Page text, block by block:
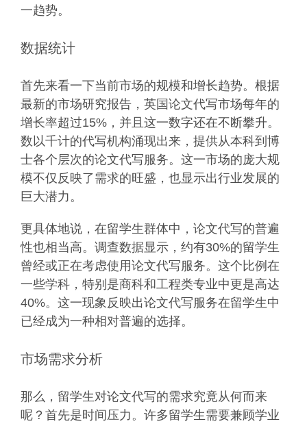
一趋势。
数据统计
首先来看一下当前市场的规模和增长趋势。根据
最新的市场研究报告，英国论文代写市场每年的
增长率超过15%，并且这一数字还在不断攀升。
数以千计的代写机构涌现出来，提供从本科到博
士各个层次的论文代写服务。这一市场的庞大规
模不仅反映了需求的旺盛，也显示出行业发展的
巨大潜力。
更具体地说，在留学生群体中，论文代写的普遍
性也相当高。调查数据显示，约有30%的留学生
曾经或正在考虑使用论文代写服务。这个比例在
一些学科，特别是商科和工程类专业中更是高达
40%。这一现象反映出论文代写服务在留学生中
已经成为一种相对普遍的选择。
市场需求分析
那么，留学生对论文代写的需求究竟从何而来
呢？首先是时间压力。许多留学生需要兼顾学业